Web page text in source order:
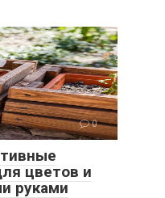
0
цветов и
руками